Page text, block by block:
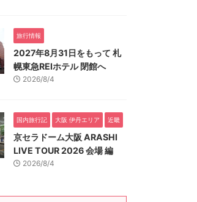
旅行情報
2027年8月31日をもって 札
幌東急REIホテル 閉館へ
2026/8/4
国内旅行記 大阪 伊丹エリア 近畿
京セラドーム大阪 ARASHI
LIVE TOUR 2026 会場 編
2026/8/4